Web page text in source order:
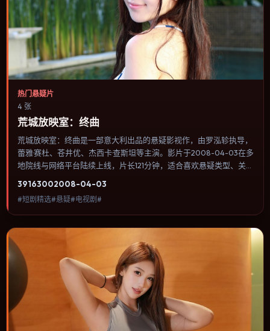
热门悬疑片
4 张
荒城放映室：终曲
荒城放映室：终曲是一部意大利出品的悬疑影视作，由罗泓轸执导，
蕾雅·赛杜、苍井优、杰西卡·查斯坦等主演。影片于2008-04-03在多
地院线与网络平台陆续上线，片长121分钟，适合喜欢悬疑类型、关注
节奏与视听语言统一，可作为休闲观影或类型片补片的选择。
39163002008-04-03
#短剧精选#悬疑#电视剧#